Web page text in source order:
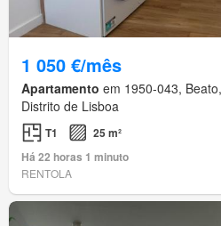
1 050 €/mês
Apartamento em 1950-043,
Distrito de Lisboa
T1
25 m²
Há 22 horas 1 minuto
RENTOLA